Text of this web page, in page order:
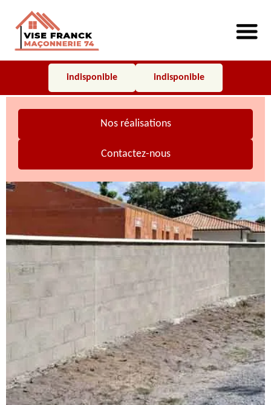
indisponible indisponible
Nos réalisations
Contactez-nous